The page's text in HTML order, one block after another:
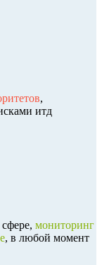
,
итд
мониторинг
, в любой момент